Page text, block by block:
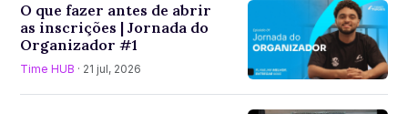
O que fazer antes de abrir
as inscrições | Jornada do
Organizador #1
Time HUB · 21 jul, 2026